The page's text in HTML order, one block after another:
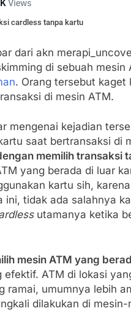
cardless tanpa kartu
dari akn
di sebuah
. Orang tersebut
di mesin ATM.
mengenai kejadian
saat bertransaksi di
memilih transaksi
yang berada di luar
kartu sih,
ini, tidak ada salahnya
utamanya ketika
mesin ATM yang
efektif. ATM di lokasi
ramai, umumnya lebih
dilakukan di